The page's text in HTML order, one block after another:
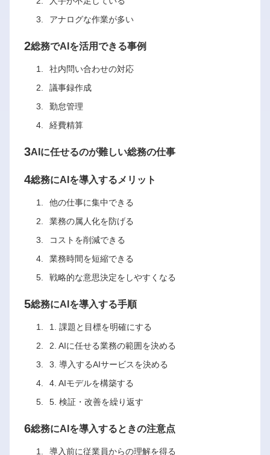
アナログな作業が多い
2総務でAIを活用できる事例
社内問い合わせの対応
議事録作成
勤怠管理
経費精算
3AIに任せるのが難しい総務の仕事
4総務にAIを導入するメリット
他の仕事に集中できる
業務の属人化を防げる
コストを削減できる
業務時間を短縮できる
戦略的な意思決定をしやすくなる
5総務にAIを導入する手順
1. 課題と目標を明確にする
2. AIに任せる業務の範囲を決める
3. 導入するAIサービスを決める
4. AIモデルを構築する
5. 検証・改善を繰り返す
6総務にAIを導入するときの注意点
導入前に従業員からの理解を得る